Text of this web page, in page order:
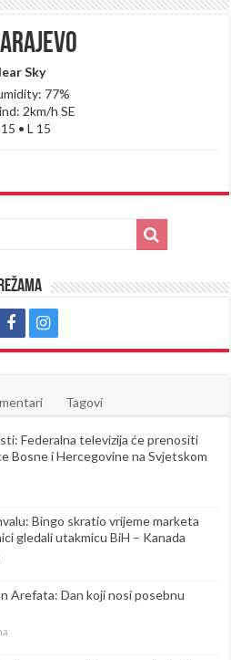
Sky
77%
2km/h SE
• L 15
Tagovi
Federalna televizija će prenositi
Bosne i Hercegovine na Svjetskom
Bingo skratio vrijeme marketa
gledali utakmicu BiH – Kanada
Arefata: Dan koji nosi posebnu